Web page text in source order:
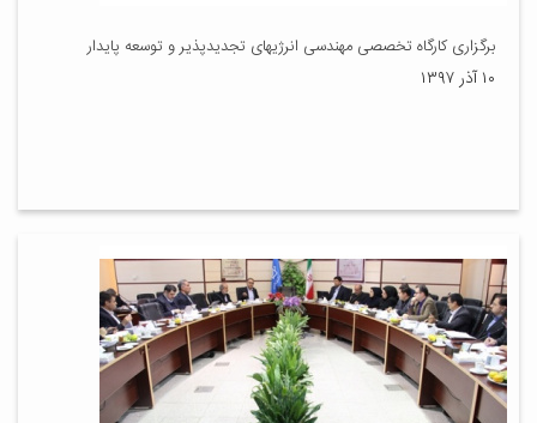
برگزاری کارگاه تخصصی مهندسی انرژیهای تجدیدپذیر و توسعه پایدار
۱۰ آذر ۱۳۹۷